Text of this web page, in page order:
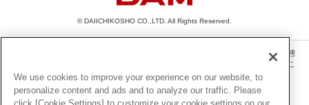
© DAIICHIKOSHO CO.,LTD. All Rights Reserved.
このサイトに掲載されている一切の文章・画像・写真・動画・音声等を、手段や形態
を問わず、著作権法の定める範囲を超えて無断で複製、転載、ファイル化などするこ
とを禁じます。
楽曲及びコンテンツは、機種によりご利用いただけない場合があります。
We use cookies to improve your experience on our website, to
personalize content and ads and to analyze our traffic. Please